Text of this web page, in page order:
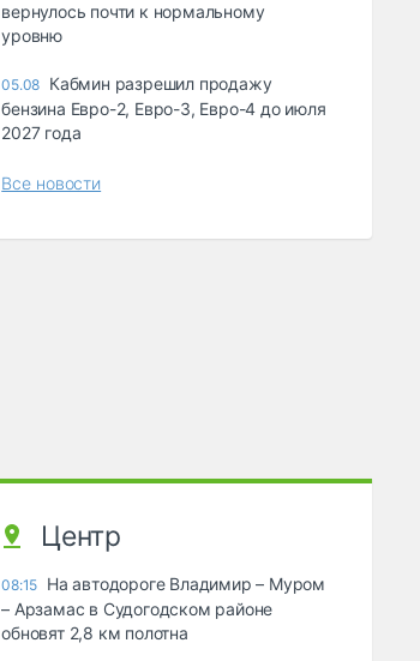
вернулось почти к нормальному
уровню
05.08 Кабмин разрешил продажу
бензина Евро-2, Евро-3, Евро-4 до июля
2027 года
Все новости
Центр
08:15 На автодороге Владимир – Муром
– Арзамас в Судогодском районе
обновят 2,8 км полотна